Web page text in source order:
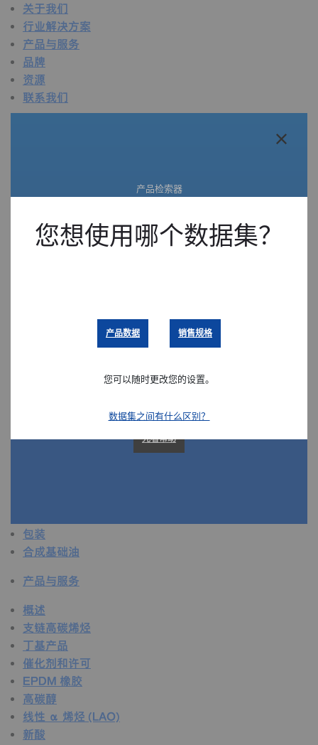
关于我们
行业解决方案
产品与服务
品牌
资源
联系我们
技术概述
活动
包装
合成基础油
产品与服务
概述
支链高碳烯烃
丁基产品
催化剂和许可
EPDM 橡胶
高碳醇
线性 α 烯烃 (LAO)
新酸
产品检索器
寻找合适的产品。
先看帮助
您想使用哪个数据集？
产品数据 销售规格
您可以随时更改您的设置。
数据集之间有什么区别？